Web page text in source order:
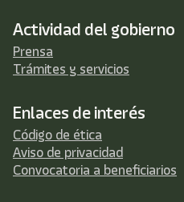
Actividad del gobierno
Prensa
Trámites y servicios
Enlaces de interés
Código de ética
Aviso de privacidad
Convocatoria a beneficiarios